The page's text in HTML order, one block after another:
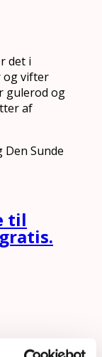
det i
og vifter
gulerod og
af
Sunde
til